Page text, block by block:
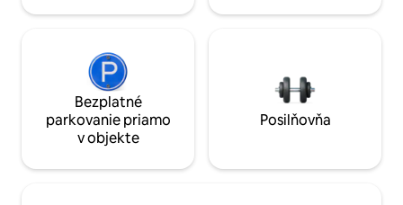
Bezplatné
parkovanie priamo
v objekte
Posilňovňa